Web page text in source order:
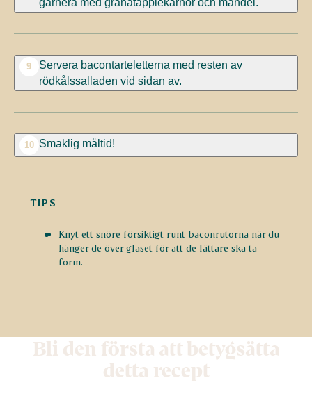
9
Servera bacontarteletterna med resten av
rödkålssalladen vid sidan av.
10 Smaklig måltid!
TIPS
Knyt ett snöre försiktigt runt baconrutorna när du
hänger de över glaset för att de lättare ska ta
form.
Bli den första att betygsätta
detta recept